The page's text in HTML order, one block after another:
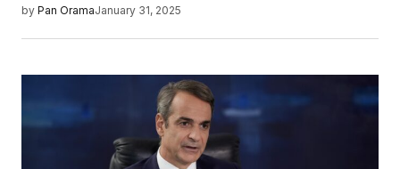
by Pan OramaJanuary 31, 2025